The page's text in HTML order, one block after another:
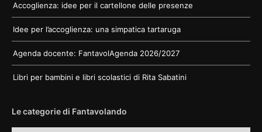
Accoglienza: idee per il cartellone delle presenze
Idee per l’accoglienza: una simpatica tartaruga
Agenda docente: FantavolAgenda 2026/2027
Libri per bambini e libri scolastici di Rita Sabatini
Le categorie di Fantavolando